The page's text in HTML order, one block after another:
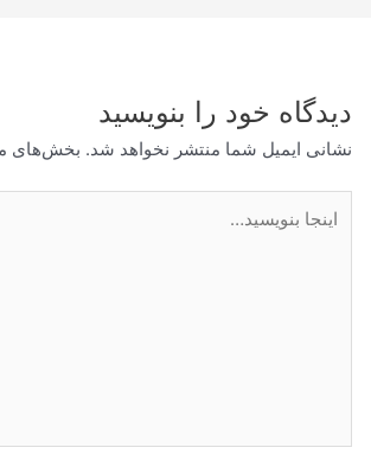
دیدگاه‌ خود را بنویسید
نشانی ایمیل شما منتشر نخواهد شد. بخش‌های
بنویسید…